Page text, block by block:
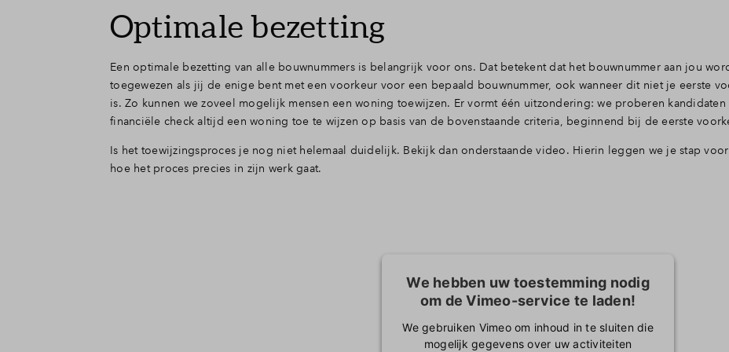
Optimale bezetting
Een optimale bezetting van alle bouwnummers is belangrijk voor ons. Dat betekent dat het bouwnummer aan jou
toegewezen als jij de enige bent met een voorkeur voor een bepaald bouwnummer, ook wanneer dit niet je eerste
is. Zo kunnen we zoveel mogelijk mensen een woning toewijzen. Er vormt één uitzondering: we proberen kandidaten
financiële check altijd een woning toe te wijzen op basis van de bovenstaande criteria, beginnend bij de eerste
Is het toewijzingsproces je nog niet helemaal duidelijk. Bekijk dan onderstaande video. Hierin leggen we je stap
hoe het proces precies in zijn werk gaat.
We hebben uw toestemming nodig
om de Vimeo-service te laden!
We gebruiken Vimeo om inhoud in te sluiten die
mogelijk gegevens over uw activiteiten